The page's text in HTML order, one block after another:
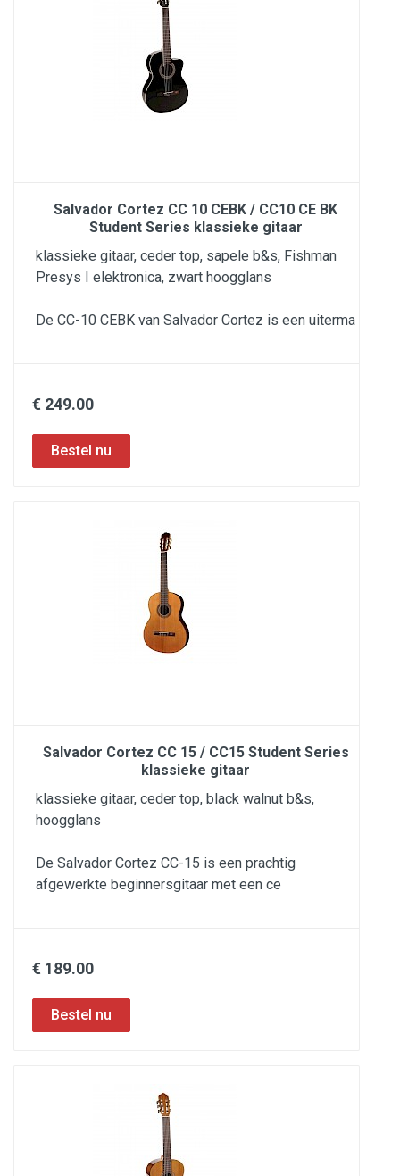
Salvador Cortez CC 10 CEBK / CC10 CE BK
Student Series klassieke gitaar
klassieke gitaar, ceder top, sapele b&s, Fishman
Presys I elektronica, zwart hoogglans
De CC-10 CEBK van Salvador Cortez is een uiterma
€ 249.00
Salvador Cortez CC 15 / CC15 Student Series
klassieke gitaar
klassieke gitaar, ceder top, black walnut b&s,
hoogglans
De Salvador Cortez CC-15 is een prachtig
afgewerkte beginnersgitaar met een ce
€ 189.00